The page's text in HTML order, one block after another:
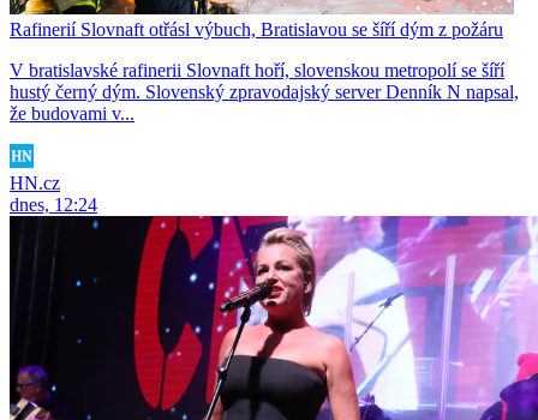
Rafinerií Slovnaft otřásl výbuch, Bratislavou se šíří dým z požáru
V bratislavské rafinerii Slovnaft hoří, slovenskou metropolí se šíří
hustý černý dým. Slovenský zpravodajský server Denník N napsal,
že budovami v...
HN.cz
dnes, 12:24